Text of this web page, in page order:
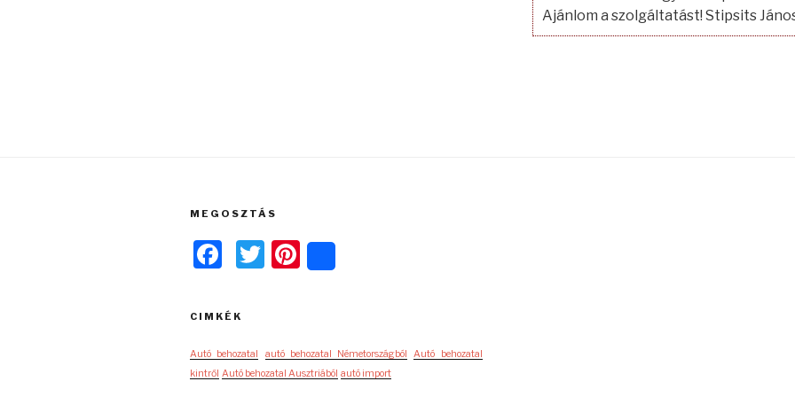
Ajánlom a szolgáltatást! Stipsits
MEGOSZTÁS
F
c
b
T
Pi
nt
st
CIMKÉK
Autó behozatal autó behozatal Németországból
Autó behozatal
kintről Autó behozatal Ausztriából autó import